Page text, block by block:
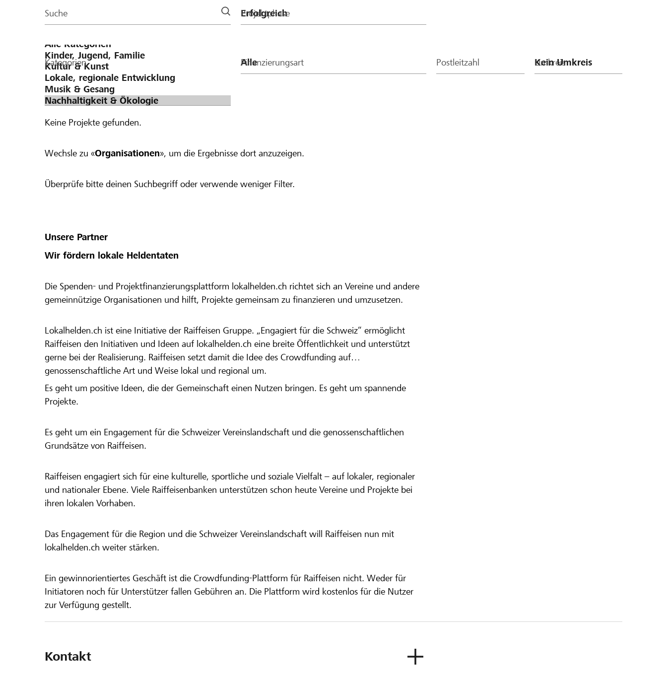
Suche Projektphase
Kategorien Finanzierungsart Postleitzahl Umkreis
Keine Projekte gefunden.
Wechsle zu «Organisationen», um die Ergebnisse dort anzuzeigen.
Überprüfe bitte deinen Suchbegriff oder verwende weniger Filter.
Unsere Partner
Wir fördern lokale Heldentaten
Die Spenden- und Projektfinanzierungsplattform lokalhelden.ch richtet sich an Vereine und andere
gemeinnützige Organisationen und hilft, Projekte gemeinsam zu finanzieren und umzusetzen.
Lokalhelden.ch ist eine Initiative der Raiffeisen Gruppe. „Engagiert für die Schweiz“ ermöglicht
Raiffeisen den Initiativen und Ideen auf lokalhelden.ch eine breite Öffentlichkeit und unterstützt
gerne bei der Realisierung. Raiffeisen setzt damit die Idee des Crowdfunding auf
genossenschaftliche Art und Weise lokal und regional um.
Es geht um positive Ideen, die der Gemeinschaft einen Nutzen bringen. Es geht um spannende
Projekte.
Es geht um ein Engagement für die Schweizer Vereinslandschaft und die genossenschaftlichen
Grundsätze von Raiffeisen.
Raiffeisen engagiert sich für eine kulturelle, sportliche und soziale Vielfalt – auf lokaler, regionaler
und nationaler Ebene. Viele Raiffeisenbanken unterstützen schon heute Vereine und Projekte bei
ihren lokalen Vorhaben.
Das Engagement für die Region und die Schweizer Vereinslandschaft will Raiffeisen nun mit
lokalhelden.ch weiter stärken.
Ein gewinnorientiertes Geschäft ist die Crowdfunding-Plattform für Raiffeisen nicht. Weder für
Initiatoren noch für Unterstützer fallen Gebühren an. Die Plattform wird kostenlos für die Nutzer
zur Verfügung gestellt.
Kontakt